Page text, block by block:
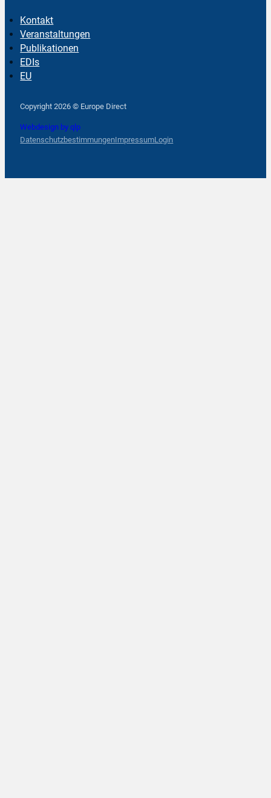
Kontakt
Veranstaltungen
Publikationen
EDIs
EU
Copyright 2026 © Europe Direct
Webdesign by qlp
DatenschutzbestimmungenImpressumLogin